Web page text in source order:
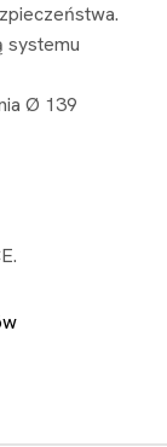
systemu
Ø 139